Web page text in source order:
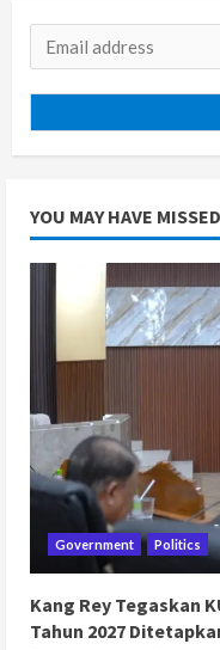
YOU MAY HAVE MISSED
Government Politics
Kang Rey Tegaskan
Tahun 2027